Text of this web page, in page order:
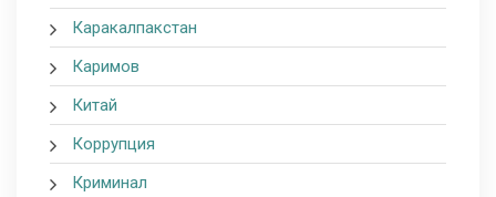
Каракалпакстан
Каримов
Китай
Коррупция
Криминал